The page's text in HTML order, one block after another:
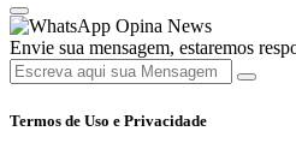
Opina News
Envie sua mensagem, estaremos
Termos de Uso e Privacidade